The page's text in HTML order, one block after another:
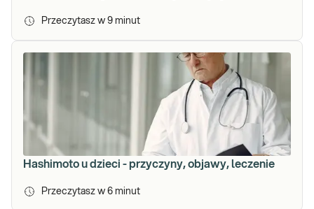
Przeczytasz w 9 minut
Hashimoto u dzieci - przyczyny, objawy, leczenie
Przeczytasz w 6 minut